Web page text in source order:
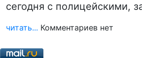
сегодня с полицейскими,
читать... Комментариев нет